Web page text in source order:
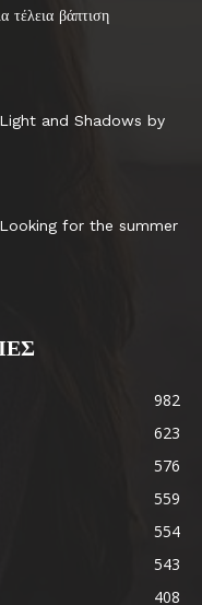
τέλεια βάπτιση
and Shadows by
for the summer
982
623
576
559
554
543
408